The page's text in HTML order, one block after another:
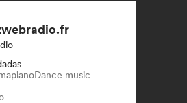
Dance music